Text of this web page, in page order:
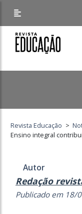
Revista Educação >
Ensino integral
Autor
Redação
Publicado em 18/